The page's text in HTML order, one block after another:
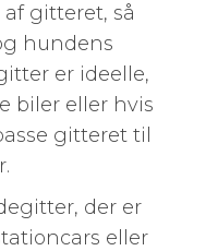
gitteret, så
hundens
er ideelle,
biler eller hvis
gitteret til
der er
eller